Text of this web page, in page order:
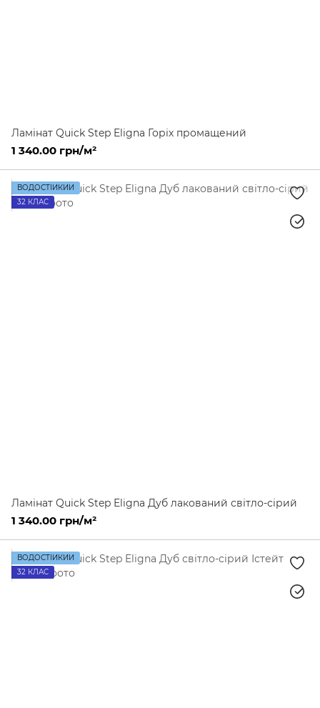
Ламінат Quick Step Eligna Горіх промащений
1 340.00 грн/м²
ВОДОСТІЙКИЙ
32 КЛАС
Ламінат Quick Step Eligna Дуб лакований світло-сірий
1 340.00 грн/м²
ВОДОСТІЙКИЙ
32 КЛАС